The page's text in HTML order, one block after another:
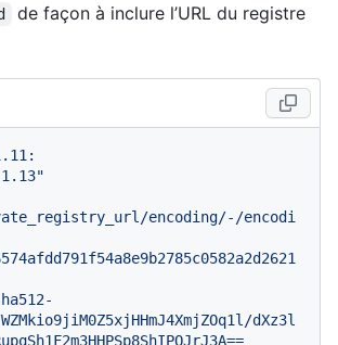
de façon à inclure l’URL du registre
encoding/-/encodi
WZMkio9jiM0Z5xjHHmJ4XmjZOq1l/dXz3l